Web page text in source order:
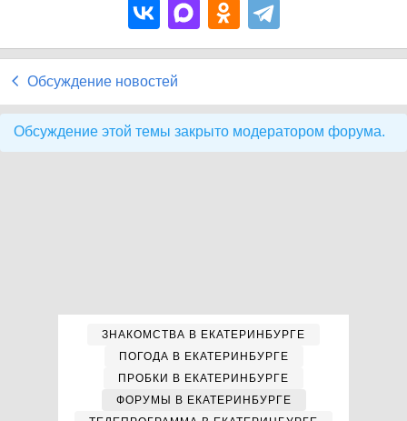
Обсуждение новостей
Обсуждение этой темы закрыто модератором форума.
ЗНАКОМСТВА В ЕКАТЕРИНБУРГЕ
ПОГОДА В ЕКАТЕРИНБУРГЕ
ПРОБКИ В ЕКАТЕРИНБУРГЕ
ФОРУМЫ В ЕКАТЕРИНБУРГЕ